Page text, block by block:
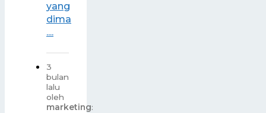
yang
dima
....
3
bulan
lalu
oleh
marketing: